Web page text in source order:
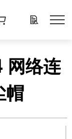
网络连
帽